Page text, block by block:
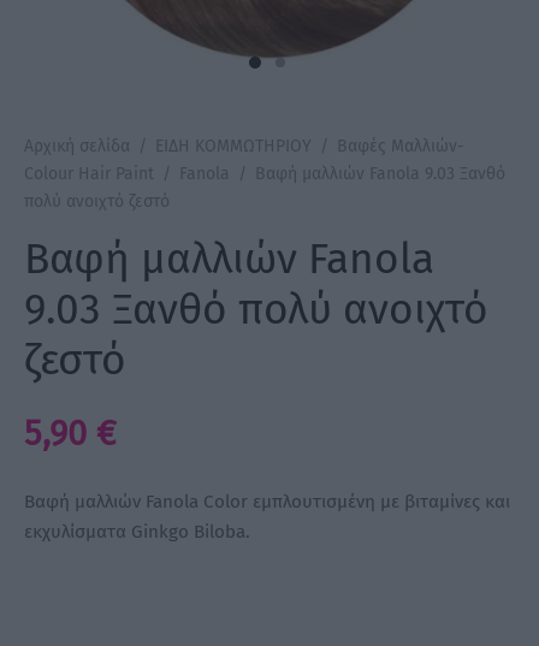
Αρχική σελίδα / ΕΙΔΗ ΚΟΜΜΩΤΗΡΙΟΥ /
Βαφές Μαλλιών-
Colour Hair Paint / Fanola /
Βαφή μαλλιών Fanola 9.03 Ξανθό
πολύ ανοιχτό ζεστό
Βαφή μαλλιών Fanola
9.03 Ξανθό πολύ ανοιχτό
ζεστό
5,90 €
Βαφή μαλλιών Fanola Color εμπλουτισμένη με βιταμίνες και
εκχυλίσματα Ginkgo Biloba.
Xanitalia